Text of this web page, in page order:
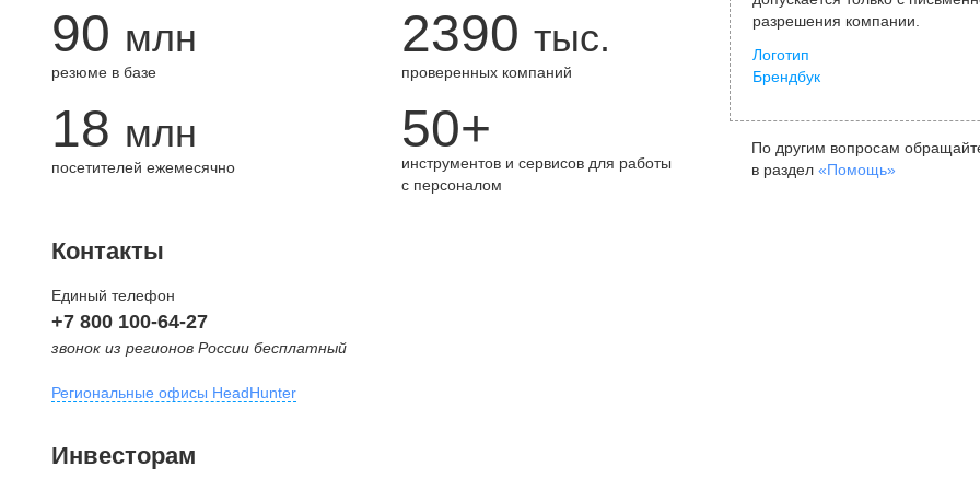
90 млн
резюме в базе
2390 тыс.
проверенных компаний
18 млн
посетителей ежемесячно
50+
инструментов и сервисов для работы
с персоналом
разрешения компании.
Логотип
Брендбук
По другим вопросам
в раздел «Помощь»
Контакты
Единый телефон
+7 800 100-64-27
звонок из регионов России бесплатный
Региональные офисы HeadHunter
внутригородская территория
Инвесторам